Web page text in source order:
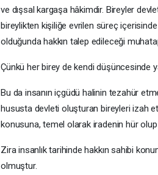
ve dışsal kargaşa hâkimdir. Bireyler
bireylikten kişiliğe evrilen süreç
olduğunda hakkın talep edileceği
Çünkü her birey de kendi düşüncesinde
Bu da insanın içgüdü halinin tezahür
hususta devleti oluşturan bireyleri izah
konusuna, temel olarak iradenin hür
Zira insanlık tarihinde hakkın sahibi
olmuştur.